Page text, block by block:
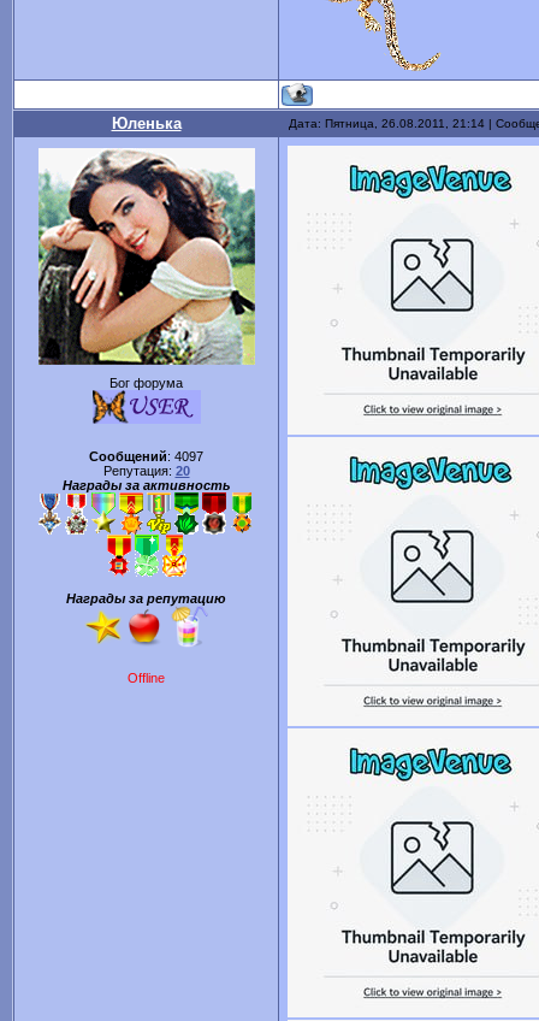
Юленька Дата: Пятница, 26.08.2011, 21:14 |
Бог форума
Сообщений: 4097
Репутация: 20
Награды за активность
Награды за репутацию
Offline